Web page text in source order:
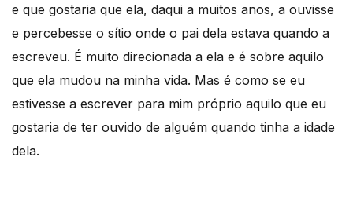
e que gostaria que ela, daqui a muitos anos, a ouvisse
e percebesse o sítio onde o pai dela estava quando a
escreveu. É muito direcionada a ela e é sobre aquilo
que ela mudou na minha vida. Mas é como se eu
estivesse a escrever para mim próprio aquilo que eu
gostaria de ter ouvido de alguém quando tinha a idade
dela.